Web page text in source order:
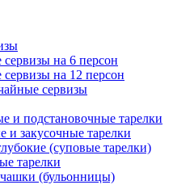
на 6 персон
на 12 персон
сервизы
и подстановочные тарелки
и закусочные тарелки
(суповые тарелки)
тарелки
(бульонницы)